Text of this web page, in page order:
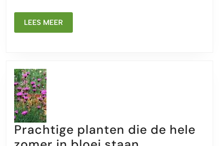
LEES MEER
MEER
Prachtige planten die de hele